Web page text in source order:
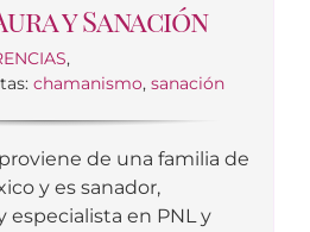
y Sanación
,
chamanismo, sanación
de una familia de
y es sanador,
especialista en PNL y